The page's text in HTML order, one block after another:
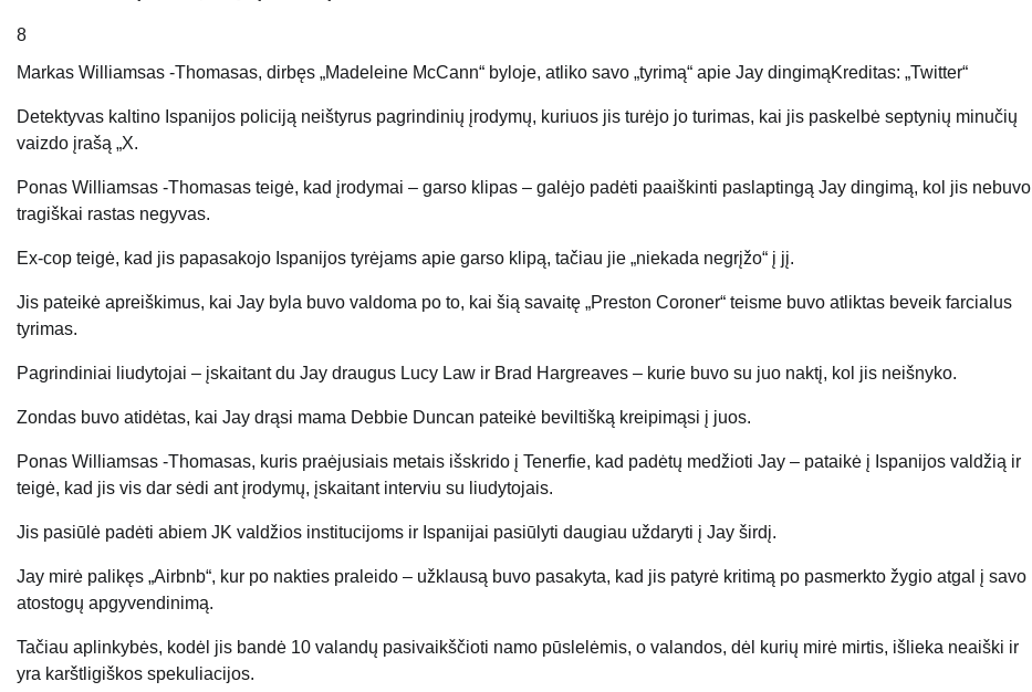
8
Markas Williamsas -Thomasas, dirbęs „Madeleine McCann“ byloje, atliko savo „tyrimą“ apie Jay dingimąKreditas: „Twitter“
Detektyvas kaltino Ispanijos policiją neištyrus pagrindinių įrodymų, kuriuos jis turėjo jo turimas, kai jis paskelbė septynių minučių
vaizdo įrašą „X.
Ponas Williamsas -Thomasas teigė, kad įrodymai – garso klipas – galėjo padėti paaiškinti paslaptingą Jay dingimą, kol jis nebuvo
tragiškai rastas negyvas.
Ex-cop teigė, kad jis papasakojo Ispanijos tyrėjams apie garso klipą, tačiau jie „niekada negrįžo“ į jį.
Jis pateikė apreiškimus, kai Jay byla buvo valdoma po to, kai šią savaitę „Preston Coroner“ teisme buvo atliktas beveik farcialus
tyrimas.
Pagrindiniai liudytojai – įskaitant du Jay draugus Lucy Law ir Brad Hargreaves – kurie buvo su juo naktį, kol jis neišnyko.
Zondas buvo atidėtas, kai Jay drąsi mama Debbie Duncan pateikė beviltišką kreipimąsi į juos.
Ponas Williamsas -Thomasas, kuris praėjusiais metais išskrido į Tenerfie, kad padėtų medžioti Jay – pataikė į Ispanijos valdžią ir
teigė, kad jis vis dar sėdi ant įrodymų, įskaitant interviu su liudytojais.
Jis pasiūlė padėti abiem JK valdžios institucijoms ir Ispanijai pasiūlyti daugiau uždaryti į Jay širdį.
Jay mirė palikęs „Airbnb“, kur po nakties praleido – užklausą buvo pasakyta, kad jis patyrė kritimą po pasmerkto žygio atgal į savo
atostogų apgyvendinimą.
Tačiau aplinkybės, kodėl jis bandė 10 valandų pasivaikščioti namo pūslelėmis, o valandos, dėl kurių mirė mirtis, išlieka neaiški ir
yra karštligiškos spekuliacijos.